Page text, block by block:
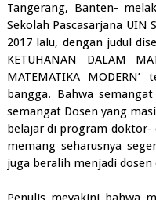
Tangerang, Banten-
Sekolah Pascasarjana UIN
2017 lalu, dengan judul
KETUHANAN DALAM
MATEMATIKA
bangga. Bahwa
semangat Dosen yang
belajar di program doktor-
memang seharusnya
juga beralih menjadi dosen